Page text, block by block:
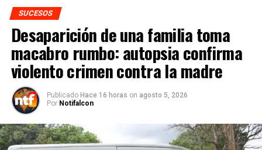
SUCESOS
Desaparición de una familia toma
macabro rumbo: autopsia confirma
violento crimen contra la madre
Publicado Hace 16 horas on agosto 5, 2026
Por Notifalcon